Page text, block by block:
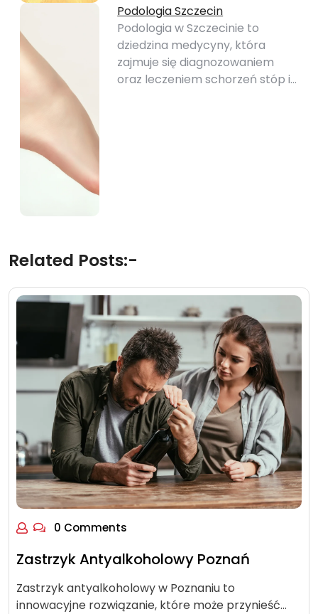
Podologia Szczecin
Podologia w Szczecinie to
dziedzina medycyny, która
zajmuje się diagnozowaniem
oraz leczeniem schorzeń stóp i…
Related Posts:-
0 Comments
Zastrzyk Antyalkoholowy Poznań
Zastrzyk antyalkoholowy w Poznaniu to
innowacyjne rozwiązanie, które może przynieść…